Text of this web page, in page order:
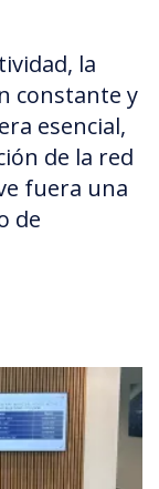
la
constante y
esencial,
de la red
fuera una
de